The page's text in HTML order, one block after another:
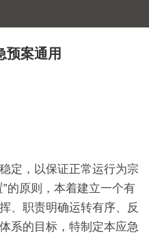
预案通用
，以保证正常运行为宗
的原则，本着建立一个有
、职责明确运转有序、反
系的目标，特制定本应急